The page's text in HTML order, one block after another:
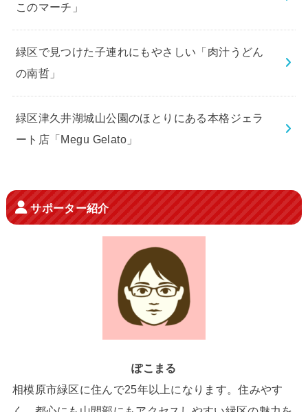
このマーチ」
緑区で見つけた子連れにもやさしい「肉汁うどん
の南哲」
緑区津久井湖城山公園のほとりにある本格ジェラ
ート店「Megu Gelato」
サポーター紹介
ぽこまる
相模原市緑区に住んで25年以上になります。住みやす